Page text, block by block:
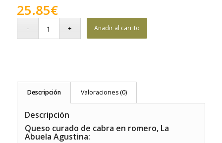
25.85€
Añadir al carrito
Descripción Valoraciones (0)
Descripción
Queso curado de cabra en romero, La
Abuela Agustina: